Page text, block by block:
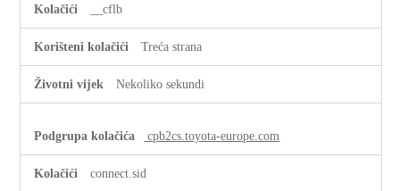
__cflb
Treća strana
Nekoliko sekundi
cpb2cs.toyota-europe.com
connect.sid